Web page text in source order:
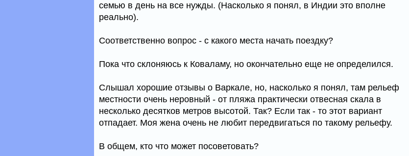
семью в день на все нужды. (Насколько я понял, в Индии это вполне
реально).
Соответственно вопрос - с какого места начать поездку?
Пока что склоняюсь к Коваламу, но окончательно еще не определился.
Слышал хорошие отзывы о Варкале, но, насколько я понял, там рельеф
местности очень неровный - от пляжа практически отвесная скала в
несколько десятков метров высотой. Так? Если так - то этот вариант
отпадает. Моя жена очень не любит передвигаться по такому рельефу.
В общем, кто что может посоветовать?